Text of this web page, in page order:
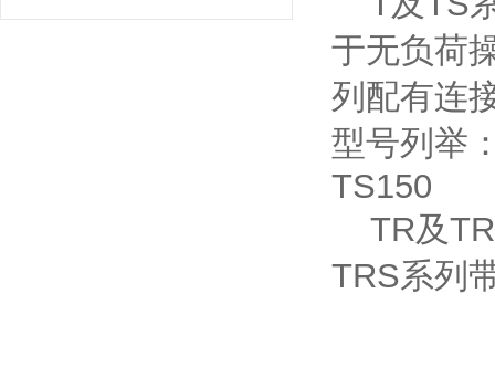
于无负荷
列配有连
型号列举
TS150
TR及
TRS系列